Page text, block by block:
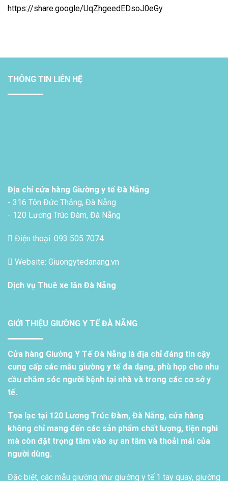
https://share.google/UqZhgeedEDsoJ0eGy
THÔNG TIN LIÊN HỆ
Địa chỉ cửa hàng Giường y tế Đà Nẵng
- 316 Tôn Đức Thắng, Đà Nẵng
- 120 Lương Trúc Đàm, Đà Nẵng
Điện thoại: 093 505 7074
Website: Giuongytedanang.vn
Dịch vụ Thuê xe lăn Đà Nẵng
GIỚI THIỆU GIƯỜNG Y TẾ ĐÀ NẴNG
Cửa hàng Giường Y Tế Đà Nẵng là địa chỉ đáng tin cậy
cung cấp các mẫu giường y tế đa dạng, phù hợp cho nhu
cầu chăm sóc người bệnh tại nhà và trong các cơ sở y
tế.
Tọa lạc tại 120 Lương Trúc Đàm, Đà Nẵng, cửa hàng
không chỉ mang đến các sản phẩm chất lượng, tiện nghi
mà còn đặt trọng tâm vào sự an tâm và thoải mái của
người dùng.
Đặc biệt, các mẫu giường như giường y tế 1 tay quay, giường